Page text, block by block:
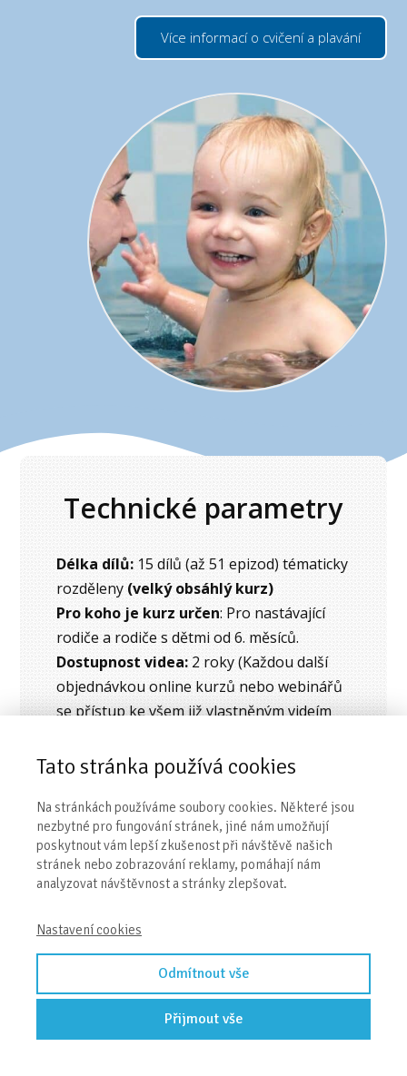
Více informací o cvičení a plavání
Technické parametry
Délka dílů: 15 dílů (až 51 epizod) tématicky
rozděleny (velký obsáhlý kurz)
Pro koho je kurz určen: Pro nastávající
rodiče a rodiče s dětmi od 6. měsíců.
Dostupnost videa: 2 roky (Každou další
objednávkou online kurzů nebo webinářů
se přístup ke všem již vlastněným videím
Cena: 3 900 Kč
Zobrazit seznam dílů
a epizod
Tato stránka používá cookies
Na stránkách používáme soubory cookies. Některé jsou
nezbytné pro fungování stránek, jiné nám umožňují
poskytnout vám lepší zkušenost při návštěvě našich
stránek nebo zobrazování reklamy, pomáhají nám
analyzovat návštěvnost a stránky zlepšovat.
Nastavení cookies
Odmítnout vše
Přijmout vše